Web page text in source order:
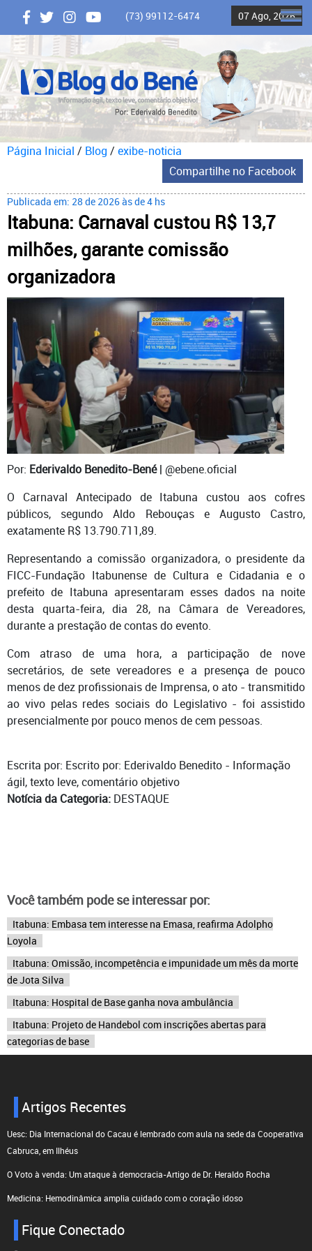
(73) 99112-6474 07 Ago, 2026
Página Inicial / Blog / exibe-noticia
Compartilhe no Facebook
Publicada em: 28 de 2026 às de 4 hs
Itabuna: Carnaval custou R$ 13,7
milhões, garante comissão
organizadora
Por: Ederivaldo Benedito-Bené| @ebene.oficial
O Carnaval Antecipado de Itabuna custou aos cofres
públicos, segundo Aldo Rebouças e Augusto Castro,
exatamente R$ 13.790.711,89.
Representando a comissão organizadora, o presidente da
FICC-Fundação Itabunense de Cultura e Cidadania e o
prefeito de Itabuna apresentaram esses dados na noite
desta quarta-feira, dia 28, na Câmara de Vereadores,
durante a prestação de contas do evento.
Com atraso de uma hora, a participação de nove
secretários, de sete vereadores e a presença de pouco
menos de dez profissionais de Imprensa, o ato - transmitido
ao vivo pelas redes sociais do Legislativo - foi assistido
presencialmente por pouco menos de cem pessoas.
Escrita por: Escrito por: Ederivaldo Benedito - Informação
ágil, texto leve, comentário objetivo
Notícia da Categoria: DESTAQUE
Você também pode se interessar por:
Itabuna: Embasa tem interesse na Emasa, reafirma Adolpho
Loyola
Itabuna: Omissão, incompetência e impunidade um mês da morte
de Jota Silva
Itabuna: Hospital de Base ganha nova ambulância
Itabuna: Projeto de Handebol com inscrições abertas para
categorias de base
Artigos Recentes
Uesc: Dia Internacional do Cacau é lembrado com aula na sede da Cooperativa
Cabruca, em Ilhéus
O Voto à venda: Um ataque à democracia-Artigo de Dr. Heraldo Rocha
Medicina: Hemodinâmica amplia cuidado com o coração idoso
Fique Conectado